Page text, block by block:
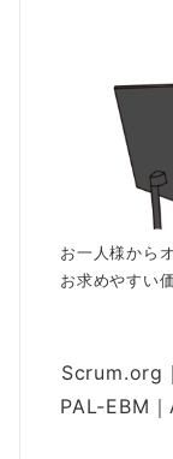
お一人様から
お求めやすい
Scrum.org
PAL-EBM